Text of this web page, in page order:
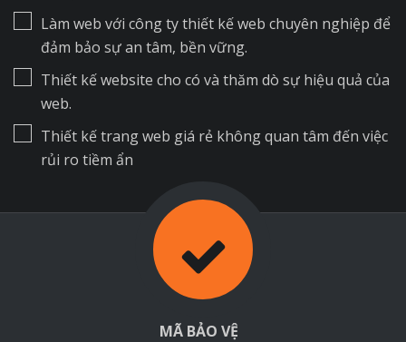
Làm web với công ty thiết kế web chuyên nghiệp để
đảm bảo sự an tâm, bền vững.
Thiết kế website cho có và thăm dò sự hiệu quả của
web.
Thiết kế trang web giá rẻ không quan tâm đến việc
rủi ro tiềm ẩn
MÃ BẢO VỆ